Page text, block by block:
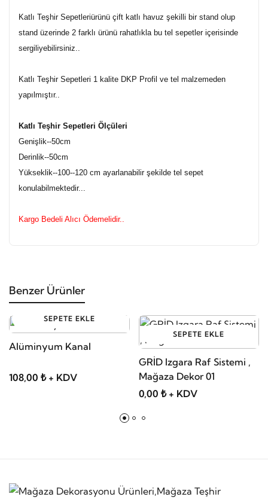
Katlı Teşhir Sepetleriürünü çift katlı havuz şekilli bir stand olup
stand üzerinde 2 farklı ürünü rahatlıkla bu tel sepetler içerisinde
sergiliyebilirsiniz..
Katlı Teşhir Sepetleri 1 kalite DKP Profil ve tel malzemeden
yapılmıştır..
Katlı Teşhir Sepetleri Ölçüleri
Genişlik--50cm
Derinlik--50cm
Yükseklik--100--120 cm ayarlanabilir şekilde tel sepet
konulabilmektedir...
Kargo Bedeli Alıcı Ödemelidir..
Benzer Ürünler
SEPETE EKLE
Alüminyum Kanal
108,00 ₺ + KDV
SEPETE EKLE
GRİD Izgara Raf Sistemi ,
Mağaza Dekor 01
0,00 ₺ + KDV